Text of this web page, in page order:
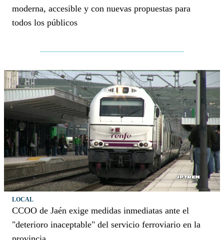
moderna, accesible y con nuevas propuestas para
todos los públicos
LOCAL
CCOO de Jaén exige medidas inmediatas ante el
"deterioro inaceptable" del servicio ferroviario en la